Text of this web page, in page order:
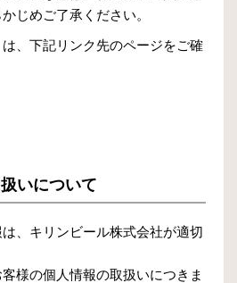
じめご了承ください。
は、下記リンク先のページをご確
いについて
、キリンビール株式会社が適切
様の個人情報の取扱いにつきま